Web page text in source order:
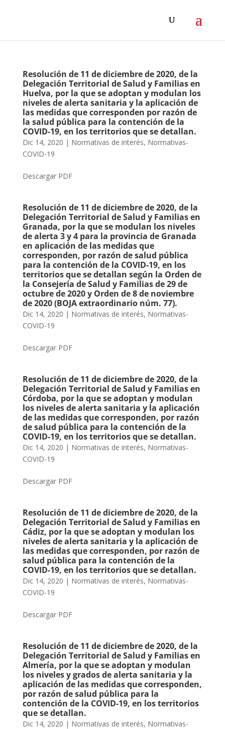
Resolución de 11 de diciembre de 2020, de la
Delegación Territorial de Salud y Familias en
Huelva, por la que se adoptan y modulan los
niveles de alerta sanitaria y la aplicación de
las medidas que corresponden por razón de
la salud pública para la contención de la
COVID-19, en los territorios que se detallan.
Dic 14, 2020 | Normativas de interés, Normativas-
COVID-19
Descargar PDF
Resolución de 11 de diciembre de 2020, de la
Delegación Territorial de Salud y Familias en
Granada, por la que se modulan los niveles
de alerta 3 y 4 para la provincia de Granada
en aplicación de las medidas que
corresponden, por razón de salud pública
para la contención de la COVID-19, en los
territorios que se detallan según la Orden de
la Consejería de Salud y Familias de 29 de
octubre de 2020 y Orden de 8 de noviembre
de 2020 (BOJA extraordinario núm. 77).
Dic 14, 2020 | Normativas de interés, Normativas-
COVID-19
Descargar PDF
Resolución de 11 de diciembre de 2020, de la
Delegación Territorial de Salud y Familias en
Córdoba, por la que se adoptan y modulan
los niveles de alerta sanitaria y la aplicación
de las medidas que corresponden, por razón
de salud pública para la contención de la
COVID-19, en los territorios que se detallan.
Dic 14, 2020 | Normativas de interés, Normativas-
COVID-19
Descargar PDF
Resolución de 11 de diciembre de 2020, de la
Delegación Territorial de Salud y Familias en
Cádiz, por la que se adoptan y modulan los
niveles de alerta sanitaria y la aplicación de
las medidas que corresponden, por razón de
salud pública para la contención de la
COVID-19, en los territorios que se detallan.
Dic 14, 2020 | Normativas de interés, Normativas-
COVID-19
Descargar PDF
Resolución de 11 de diciembre de 2020, de la
Delegación Territorial de Salud y Familias en
Almería, por la que se adoptan y modulan
los niveles y grados de alerta sanitaria y la
aplicación de las medidas que corresponden,
por razón de salud pública para la
contención de la COVID-19, en los territorios
que se detallan.
Dic 14, 2020 | Normativas de interés, Normativas-